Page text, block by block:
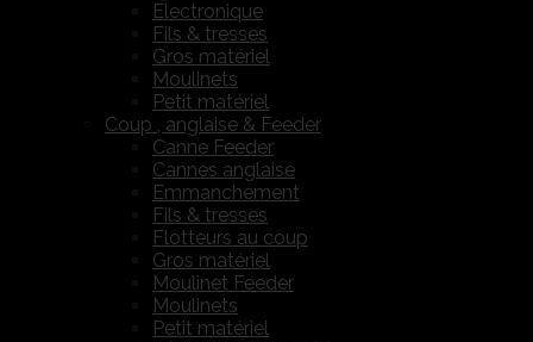
Electronique
Fils & tresses
Gros matériel
Moulinets
Petit matériel
Coup , anglaise & Feeder
Canne Feeder
Cannes anglaise
Emmanchement
Fils & tresses
Flotteurs au coup
Gros matériel
Moulinet Feeder
Moulinets
Petit matériel